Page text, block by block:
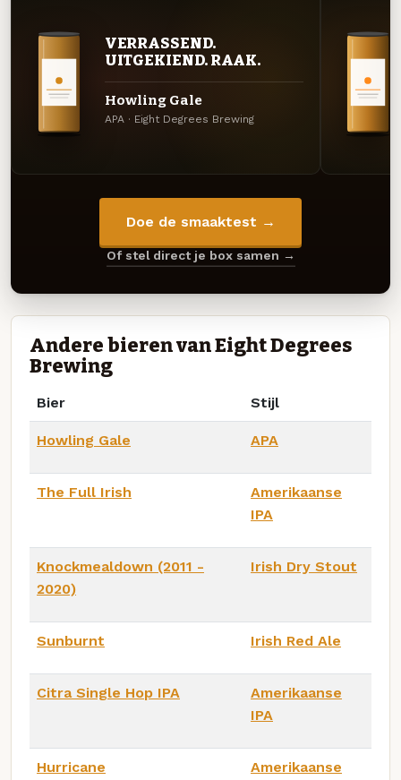
VERRASSEND.
UITGEKIEND. RAAK.
Howling Gale
APA · Eight Degrees Brewing
Doe de smaaktest →
Of stel direct je box samen →
Andere bieren van Eight Degrees
Brewing
Bier Stijl
Howling Gale APA
The Full Irish
Amerikaanse
IPA
Knockmealdown (2011 -
2020)
Irish Dry Stout
Sunburnt Irish Red Ale
Citra Single Hop IPA
Amerikaanse
IPA
Hurricane
Amerikaanse